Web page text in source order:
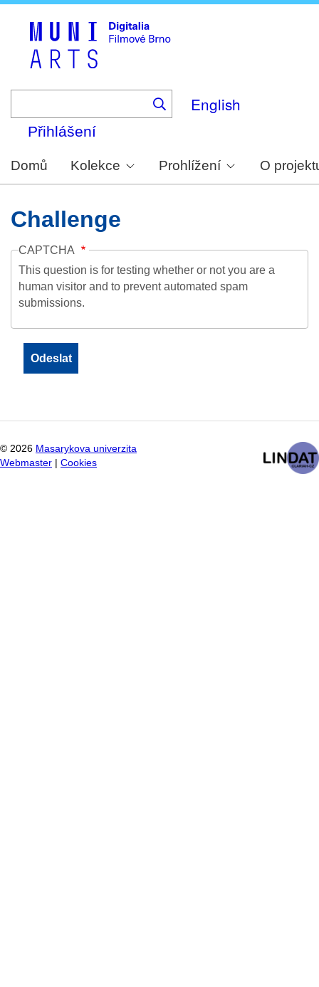
English
Přihlášení
Domů Kolekce Prohlížení O
Challenge
CAPTCHA
This question is for testing whether or not you are a
human visitor and to prevent automated spam
submissions.
© 2026 Masarykova univerzita
Webmaster
Cookies